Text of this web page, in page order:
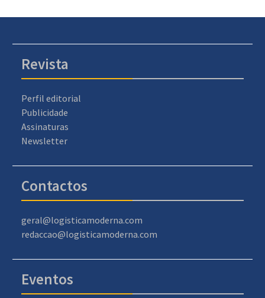
Revista
Perfil editorial
Publicidade
Assinaturas
Newsletter
Contactos
geral@logisticamoderna.com
redaccao@logisticamoderna.com
Eventos